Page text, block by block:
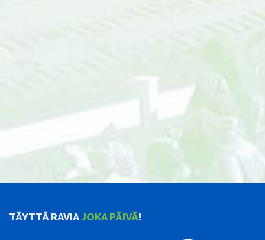
TÄYTTÄ RAVIAJOKA PÄIVÄ!